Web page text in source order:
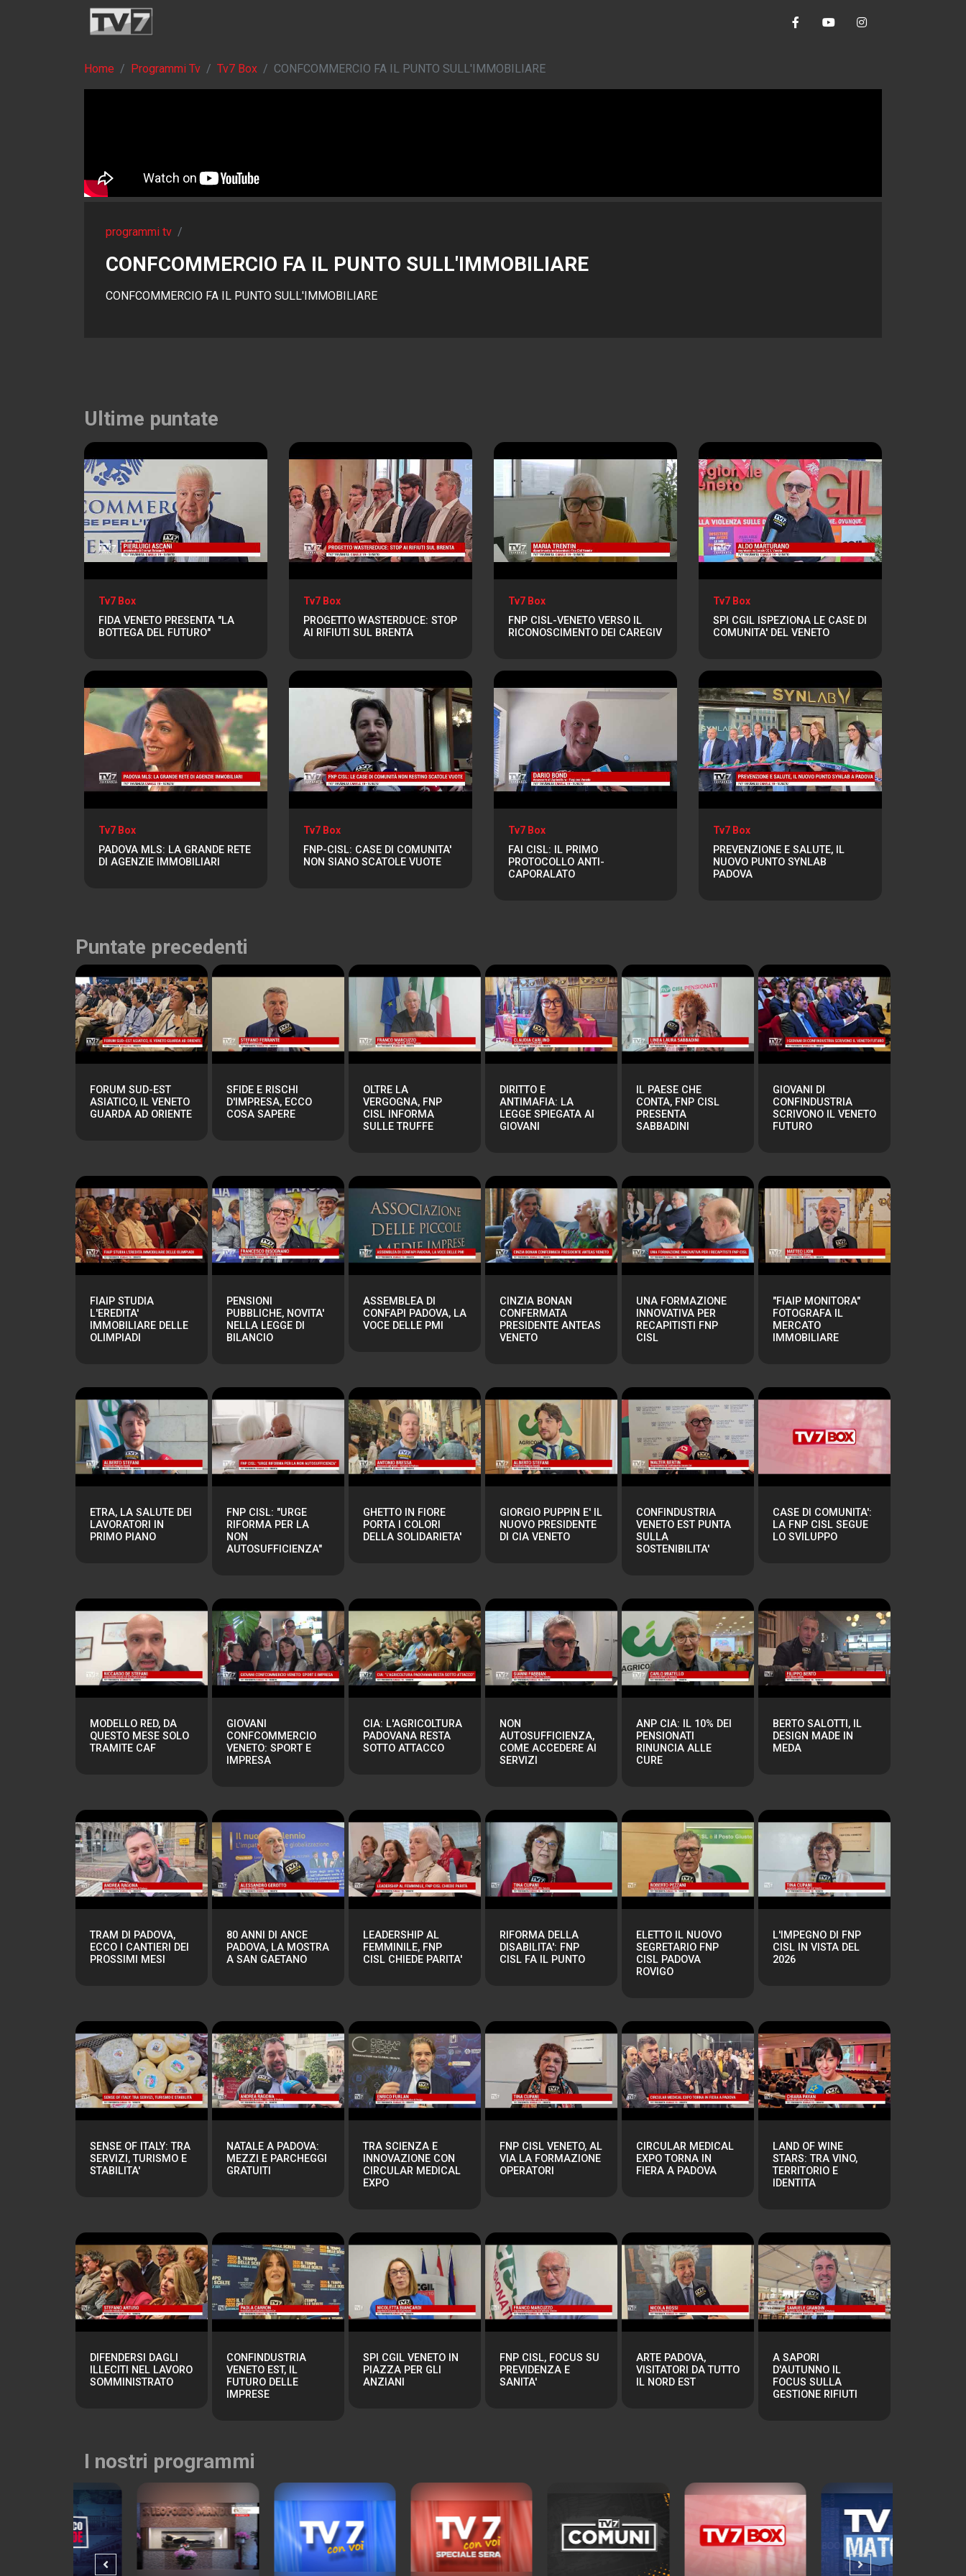
Home Programmi Tv Tv7 Box CONFCOMMERCIO FA IL PUNTO SULL'IMMOBILIARE
programmi tv /
CONFCOMMERCIO FA IL PUNTO SULL'IMMOBILIARE
CONFCOMMERCIO FA IL PUNTO SULL'IMMOBILIARE
Ultime puntate
Tv7 Box
FIDA VENETO PRESENTA "LA
BOTTEGA DEL FUTURO"
Tv7 Box
PROGETTO WASTERDUCE: STOP
AI RIFIUTI SUL BRENTA
Tv7 Box
FNP CISL-VENETO VERSO IL
RICONOSCIMENTO DEI CAREGIV
Tv7 Box
SPI CGIL ISPEZIONA LE CASE DI
COMUNITA' DEL VENETO
Tv7 Box
PADOVA MLS: LA GRANDE RETE
DI AGENZIE IMMOBILIARI
Tv7 Box
FNP-CISL: CASE DI COMUNITA'
NON SIANO SCATOLE VUOTE
Tv7 Box
FAI CISL: IL PRIMO
PROTOCOLLO ANTI-
CAPORALATO
Tv7 Box
PREVENZIONE E SALUTE, IL
NUOVO PUNTO SYNLAB
PADOVA
Puntate precedenti
FORUM SUD-EST
ASIATICO, IL VENETO
GUARDA AD ORIENTE
SFIDE E RISCHI
D'IMPRESA, ECCO
COSA SAPERE
OLTRE LA
VERGOGNA, FNP
CISL INFORMA
SULLE TRUFFE
DIRITTO E
ANTIMAFIA: LA
LEGGE SPIEGATA AI
GIOVANI
IL PAESE CHE
CONTA, FNP CISL
PRESENTA
SABBADINI
GIOVANI DI
CONFINDUSTRIA
SCRIVONO IL VENETO
FUTURO
FIAIP STUDIA
L'EREDITA'
IMMOBILIARE DELLE
OLIMPIADI
PENSIONI
PUBBLICHE, NOVITA'
NELLA LEGGE DI
BILANCIO
ASSEMBLEA DI
CONFAPI PADOVA, LA
VOCE DELLE PMI
CINZIA BONAN
CONFERMATA
PRESIDENTE ANTEAS
VENETO
UNA FORMAZIONE
INNOVATIVA PER
RECAPITISTI FNP
CISL
"FIAIP MONITORA"
FOTOGRAFA IL
MERCATO
IMMOBILIARE
ETRA, LA SALUTE DEI
LAVORATORI IN
PRIMO PIANO
FNP CISL: "URGE
RIFORMA PER LA
NON
AUTOSUFFICIENZA"
GHETTO IN FIORE
PORTA I COLORI
DELLA SOLIDARIETA'
GIORGIO PUPPIN E' IL
NUOVO PRESIDENTE
DI CIA VENETO
CONFINDUSTRIA
VENETO EST PUNTA
SULLA
SOSTENIBILITA'
CASE DI COMUNITA':
LA FNP CISL SEGUE
LO SVILUPPO
MODELLO RED, DA
QUESTO MESE SOLO
TRAMITE CAF
GIOVANI
CONFCOMMERCIO
VENETO: SPORT E
IMPRESA
CIA: L'AGRICOLTURA
PADOVANA RESTA
SOTTO ATTACCO
NON
AUTOSUFFICIENZA,
COME ACCEDERE AI
SERVIZI
ANP CIA: IL 10% DEI
PENSIONATI
RINUNCIA ALLE
CURE
BERTO SALOTTI, IL
DESIGN MADE IN
MEDA
TRAM DI PADOVA,
ECCO I CANTIERI DEI
PROSSIMI MESI
80 ANNI DI ANCE
PADOVA, LA MOSTRA
A SAN GAETANO
LEADERSHIP AL
FEMMINILE, FNP
CISL CHIEDE PARITA'
RIFORMA DELLA
DISABILITA': FNP
CISL FA IL PUNTO
ELETTO IL NUOVO
SEGRETARIO FNP
CISL PADOVA
ROVIGO
L'IMPEGNO DI FNP
CISL IN VISTA DEL
2026
SENSE OF ITALY: TRA
SERVIZI, TURISMO E
STABILITA'
NATALE A PADOVA:
MEZZI E PARCHEGGI
GRATUITI
TRA SCIENZA E
INNOVAZIONE CON
CIRCULAR MEDICAL
EXPO
FNP CISL VENETO, AL
VIA LA FORMAZIONE
OPERATORI
CIRCULAR MEDICAL
EXPO TORNA IN
FIERA A PADOVA
LAND OF WINE
STARS: TRA VINO,
TERRITORIO E
IDENTITA
DIFENDERSI DAGLI
ILLECITI NEL LAVORO
SOMMINISTRATO
CONFINDUSTRIA
VENETO EST, IL
FUTURO DELLE
IMPRESE
SPI CGIL VENETO IN
PIAZZA PER GLI
ANZIANI
FNP CISL, FOCUS SU
PREVIDENZA E
SANITA'
ARTE PADOVA,
VISITATORI DA TUTTO
IL NORD EST
A SAPORI
D'AUTUNNO IL
FOCUS SULLA
GESTIONE RIFIUTI
I nostri programmi